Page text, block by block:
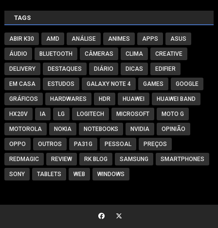
TAGS
ABIR K30 AMD ANÁLISE ANIMES APPS ASUS
ÁUDIO BLUETOOTH CÂMERAS CLIMA CREATIVE
DELIVERY DESTAQUES DIÁRIO DICAS EDIFIER
EM CASA ESTUDOS GALAXY NOTE 4 GAMES GOOGLE
GRÁFICOS HARDWARES HDR HUAWEI HUAWEI BAND
HX20V IA LG LOGITECH MICROSOFT MOTO G
MOTOROLA NOKIA NOTEBOOKS NVIDIA OPINIÃO
OPPO OUTROS PA31G PESSOAL PREÇOS
REDMAGIC REVIEW RK BLOG SAMSUNG SMARTPHONES
SONY TABLETS WEB WINDOWS